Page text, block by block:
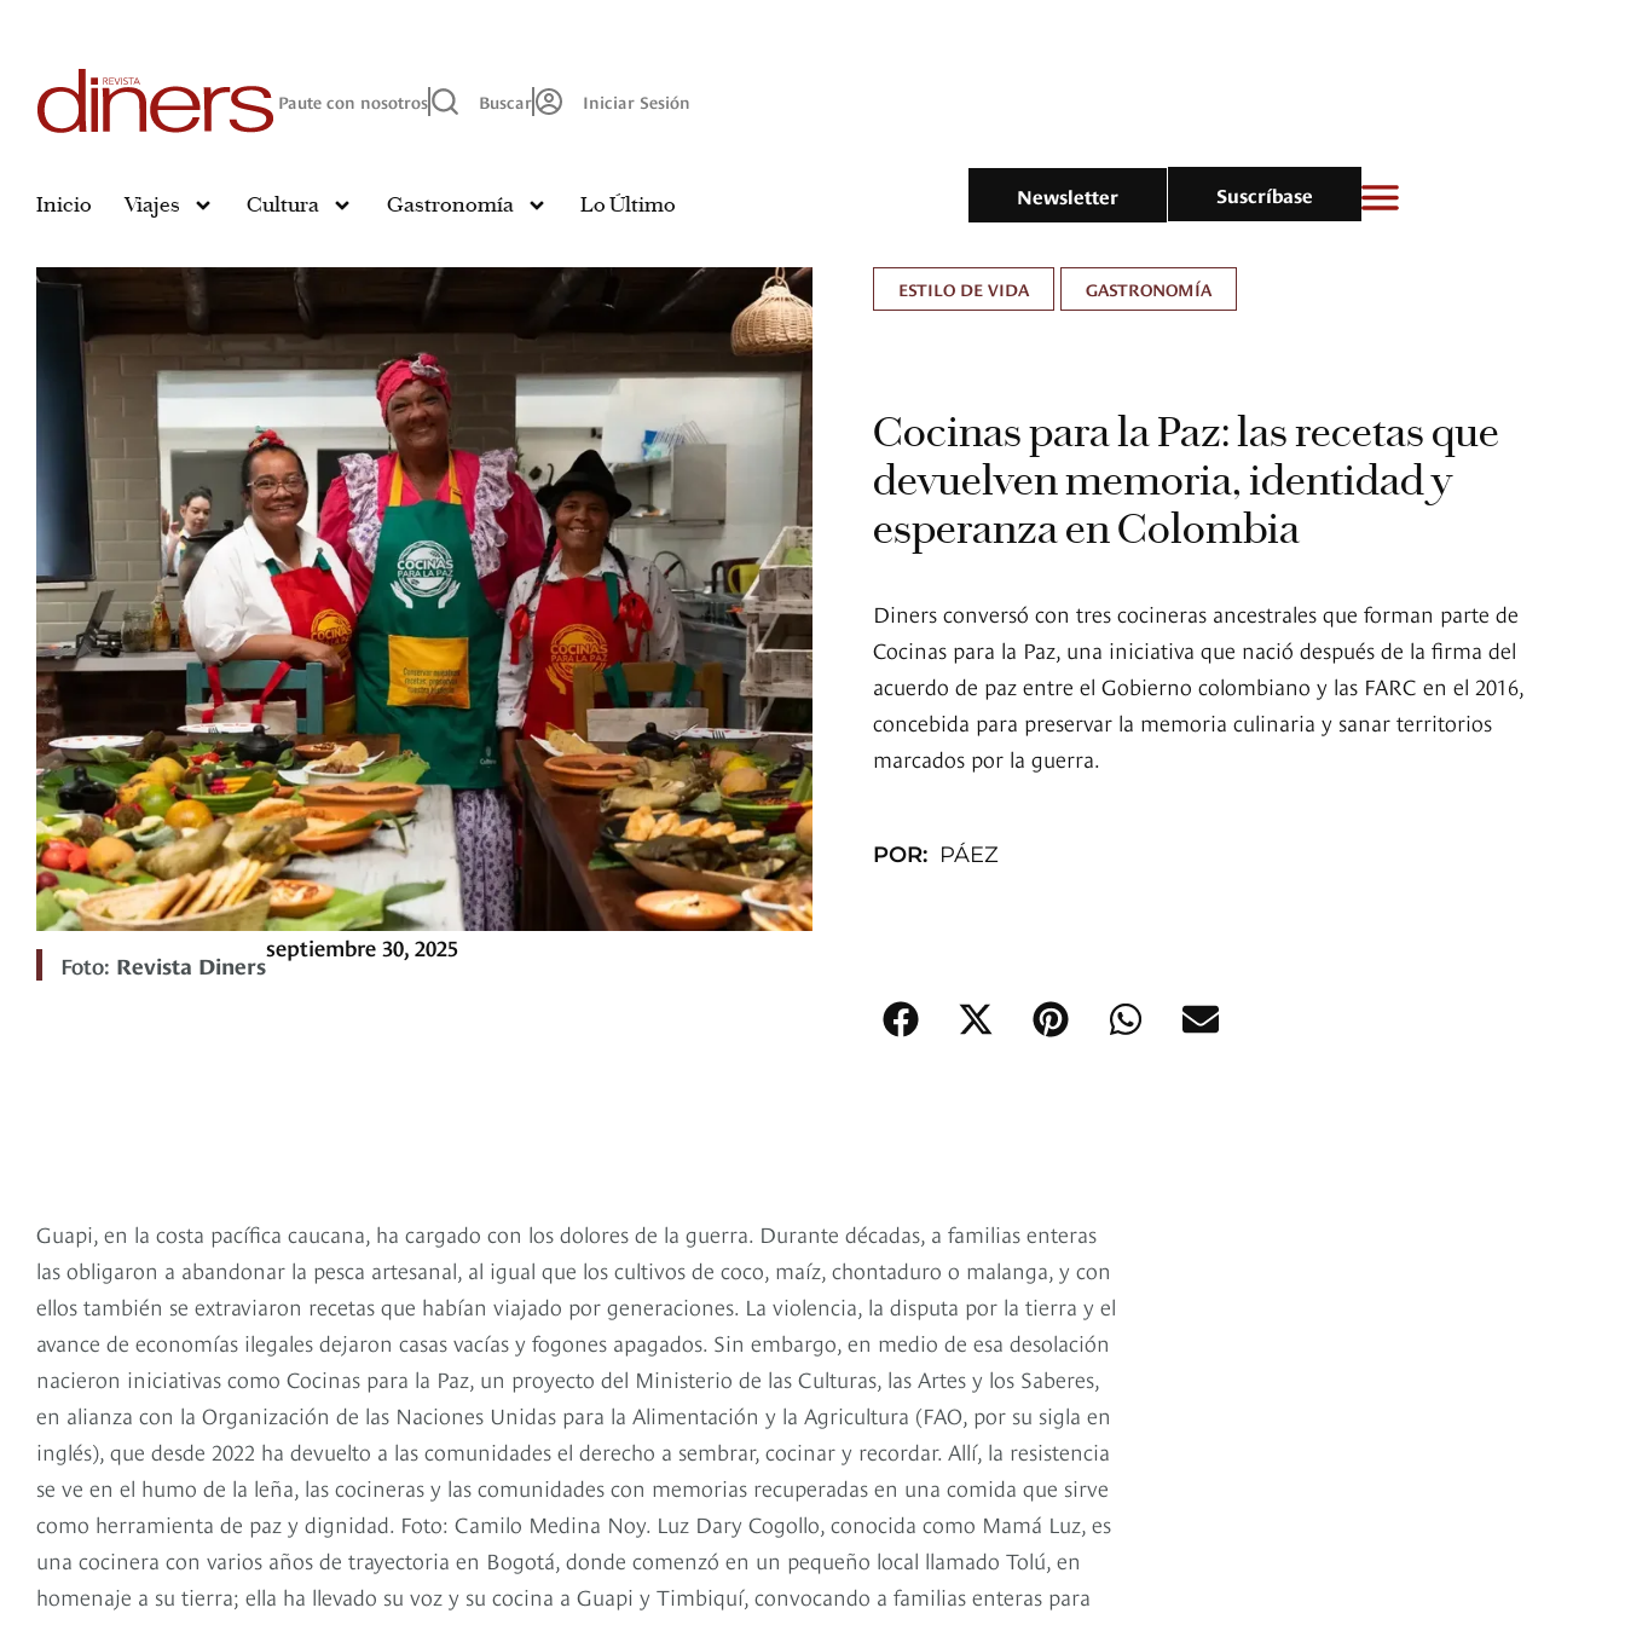
Paute con nosotros Buscar Iniciar Sesión
Inicio Viajes Cultura Gastronomía Lo Último Newsletter Suscríbase
Foto: Revista Diners
septiembre 30, 2025
ESTILO DE VIDA GASTRONOMÍA
Cocinas para la Paz: las recetas que
devuelven memoria, identidad y
esperanza en Colombia
Diners conversó con tres cocineras ancestrales que forman parte de
Cocinas para la Paz, una iniciativa que nació después de la firma del
acuerdo de paz entre el Gobierno colombiano y las FARC en el 2016,
concebida para preservar la memoria culinaria y sanar territorios
marcados por la guerra.
POR: PÁEZ
Guapi, en la costa pacífica caucana, ha cargado con los dolores de la guerra. Durante décadas, a familias enteras
las obligaron a abandonar la pesca artesanal, al igual que los cultivos de coco, maíz, chontaduro o malanga, y con
ellos también se extraviaron recetas que habían viajado por generaciones. La violencia, la disputa por la tierra y el
avance de economías ilegales dejaron casas vacías y fogones apagados. Sin embargo, en medio de esa desolación
nacieron iniciativas como Cocinas para la Paz, un proyecto del Ministerio de las Culturas, las Artes y los Saberes,
en alianza con la Organización de las Naciones Unidas para la Alimentación y la Agricultura (FAO, por su sigla en
inglés), que desde 2022 ha devuelto a las comunidades el derecho a sembrar, cocinar y recordar. Allí, la resistencia
se ve en el humo de la leña, las cocineras y las comunidades con memorias recuperadas en una comida que sirve
como herramienta de paz y dignidad. Foto: Camilo Medina Noy. Luz Dary Cogollo, conocida como Mamá Luz, es
una cocinera con varios años de trayectoria en Bogotá, donde comenzó en un pequeño local llamado Tolú, en
homenaje a su tierra; ella ha llevado su voz y su cocina a Guapi y Timbiquí, convocando a familias enteras para